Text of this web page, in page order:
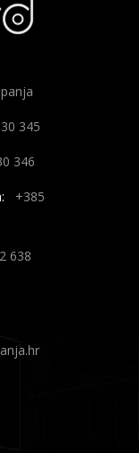
345
346
+385
638